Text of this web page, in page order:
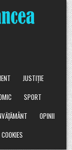
JUSTIȚIE
SPORT
OPINII
COOKIES